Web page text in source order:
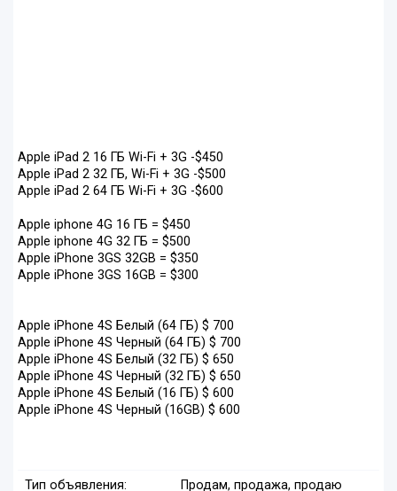
Apple iPad 2 16 ГБ Wi-Fi + 3G -$450
Apple iPad 2 32 ГБ, Wi-Fi + 3G -$500
Apple iPad 2 64 ГБ Wi-Fi + 3G -$600
Apple iphone 4G 16 ГБ = $450
Apple iphone 4G 32 ГБ = $500
Apple iPhone 3GS 32GB = $350
Apple iPhone 3GS 16GB = $300
Apple iPhone 4S Белый (64 ГБ) $ 700
Apple iPhone 4S Черный (64 ГБ) $ 700
Apple iPhone 4S Белый (32 ГБ) $ 650
Apple iPhone 4S Черный (32 ГБ) $ 650
Apple iPhone 4S Белый (16 ГБ) $ 600
Apple iPhone 4S Черный (16GB) $ 600
Тип объявления:
Продам, продажа, продаю